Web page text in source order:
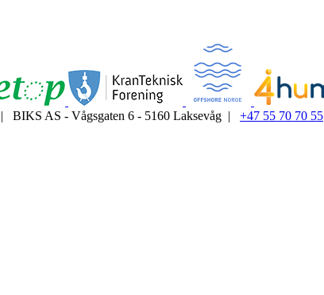
| BIKS AS - Vågsgaten 6 - 5160 Laksevåg | +47 55 70 70 55